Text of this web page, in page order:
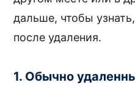
дальше, чтобы
после удаления.
1. Обычно